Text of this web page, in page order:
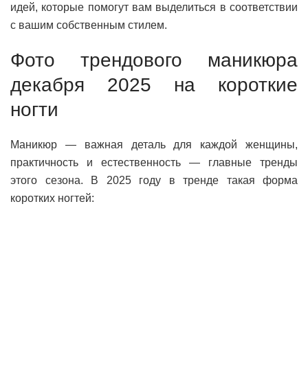
идей, которые помогут вам выделиться в соответствии
с вашим собственным стилем.
Фото трендового маникюра
декабря 2025 на короткие
ногти
Маникюр — важная деталь для каждой женщины,
практичность и естественность — главные тренды
этого сезона. В 2025 году в тренде такая форма
коротких ногтей: